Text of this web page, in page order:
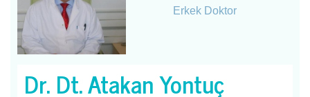
Erkek Doktor
Dr. Dt. Atakan Yontuç